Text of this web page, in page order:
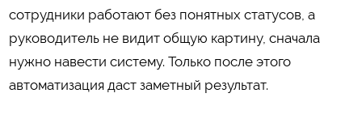
сотрудники работают без понятных статусов, а
руководитель не видит общую картину, сначала
нужно навести систему. Только после этого
автоматизация даст заметный результат.